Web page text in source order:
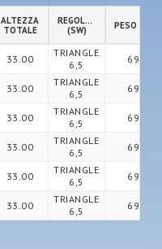
ALTEZZA
TOTALE
REGOLAZIONE
(SW)
PESO (gr)
33.00
TRIANGLE
6,5
69
33.00
TRIANGLE
6,5
69
33.00
TRIANGLE
6,5
69
33.00
TRIANGLE
6,5
69
33.00
TRIANGLE
6,5
69
33.00
TRIANGLE
6,5
69